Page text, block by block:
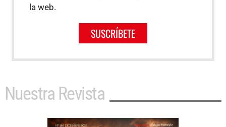
la web.
SUSCRÍBETE
Nuestra Revista